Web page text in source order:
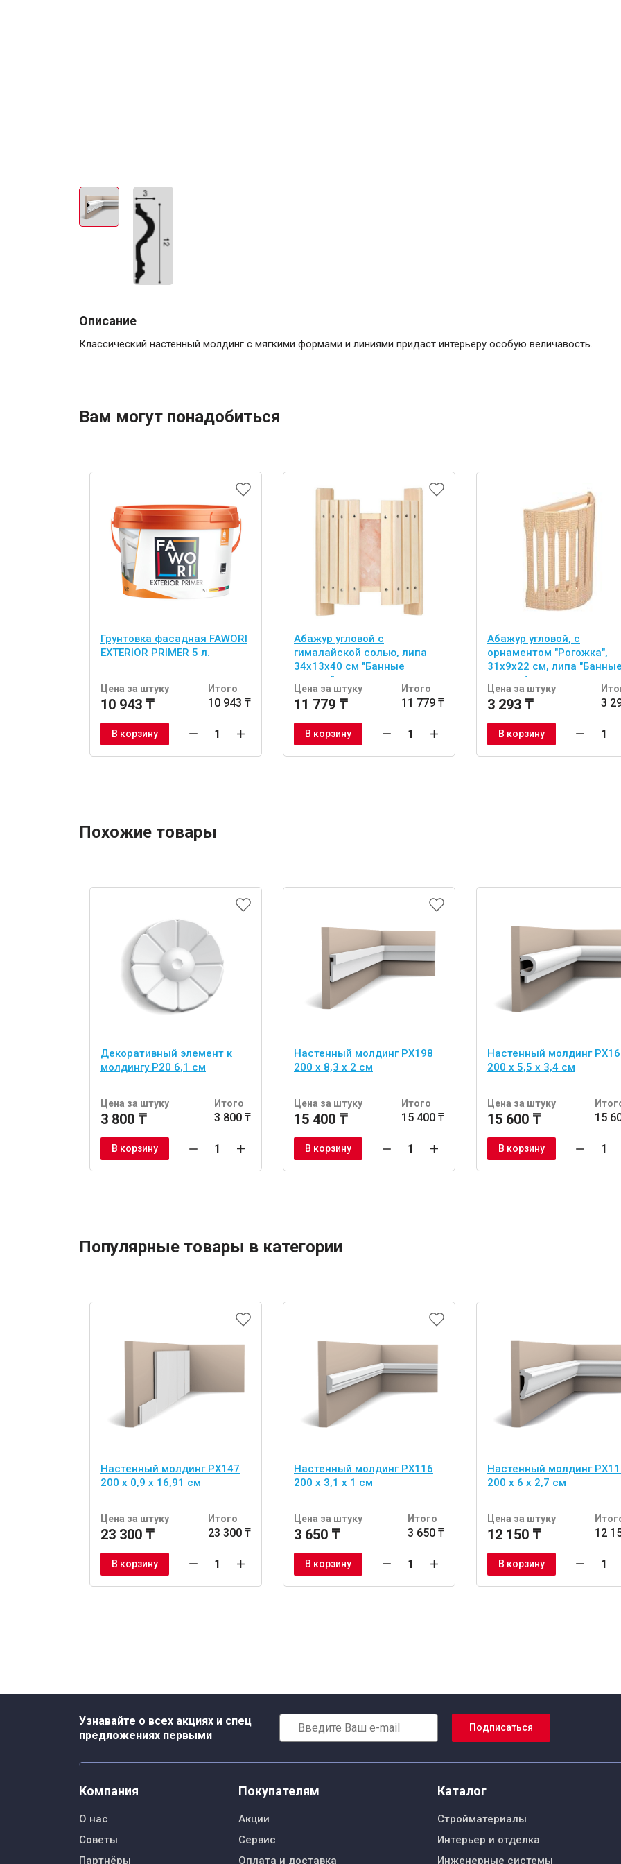
Описание
Классический настенный молдинг с мягкими формами и линиями придаст интерьеру особую величавость.
Вам могут понадобиться
Грунтовка фасадная FAWORI
EXTERIOR PRIMER 5 л.
Цена за штуку
10 943 ₸
Итого
10 943 ₸
В корзину
Абажур угловой с
гималайской солью, липа
34х13х40 см "Банные
штучки"
Цена за штуку
11 779 ₸
Итого
11 779 ₸
В корзину
Абажур угловой, с
орнаментом "Рогожка",
31х9х22 см, липа "Банные
штучки"
Цена за штуку
3 293 ₸ 3
В корзину
Похожие товары
Декоративный элемент к
молдингу P20 6,1 см
Цена за штуку
3 800 ₸
Итого
3 800 ₸
В корзину
Настенный молдинг PX198
200 x 8,3 x 2 см
Цена за штуку
15 400 ₸
Итого
15 400 ₸
В корзину
Настенный молдинг
200 x 5,5 x 3,4 см
Цена за штуку
15 600 ₸ 15
В корзину
Популярные товары в категории
Настенный молдинг PX147
200 x 0,9 x 16,91 см
Цена за штуку
23 300 ₸
Итого
23 300 ₸
В корзину
Настенный молдинг PX116
200 x 3,1 x 1 см
Цена за штуку
3 650 ₸
Итого
3 650 ₸
В корзину
Настенный молдинг
200 x 6 x 2,7 см
Цена за штуку
12 150 ₸ 12
В корзину
Узнавайте о всех акциях и спец
предложениях первыми
Подписаться
Компания
О нас
Советы
Партнёры
Покупателям
Акции
Сервис
Оплата и доставка
Каталог
Стройматериалы
Интерьер и отделка
Инженерные системы